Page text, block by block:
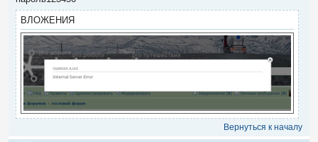
ВЛОЖЕНИЯ
Вернуться к началу